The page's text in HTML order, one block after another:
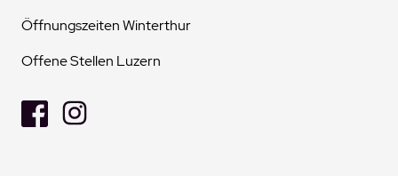
Öffnungszeiten Winterthur
Offene Stellen Luzern